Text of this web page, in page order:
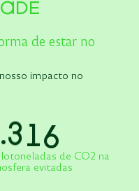
de estar no
impacto no
.316
de CO2 na
evitadas